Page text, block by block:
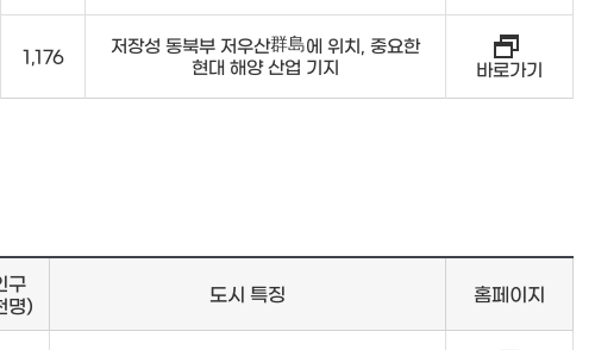
1,176
저장성 동북부 저우산群島에 위치, 중요한
현대 해양 산업 기지
바로가기
구
명)
도시 특징 홈페이지